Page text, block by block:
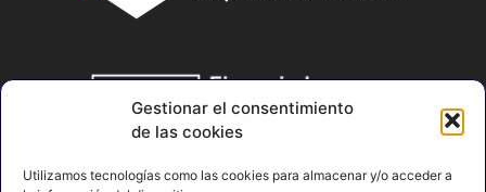
Gestionar el consentimiento
de las cookies
Utilizamos tecnologías como las cookies para almacenar y/o acceder a